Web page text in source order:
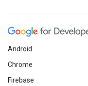
Android
Chrome
Firebase